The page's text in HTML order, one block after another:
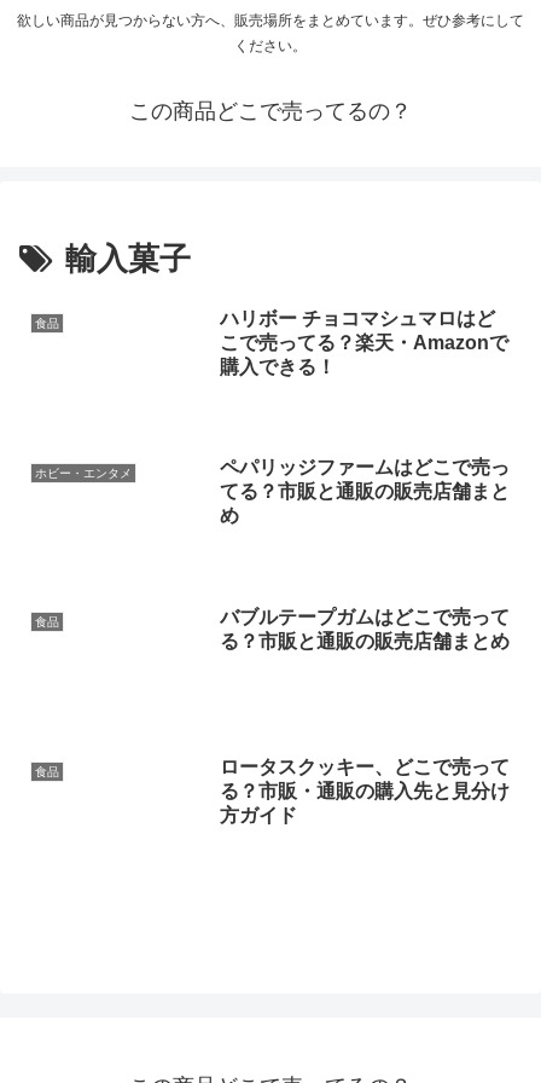
欲しい商品が見つからない方へ、販売場所をまとめています。ぜひ参考にして
ください。
この商品どこで売ってるの？
輸入菓子
食品
ハリボー チョコマシュマロはど
こで売ってる？楽天・Amazonで
購入できる！
ホビー・エンタメ
ペパリッジファームはどこで売っ
てる？市販と通販の販売店舗まと
め
食品
バブルテープガムはどこで売って
る？市販と通販の販売店舗まとめ
食品
ロータスクッキー、どこで売って
る？市販・通販の購入先と見分け
方ガイド